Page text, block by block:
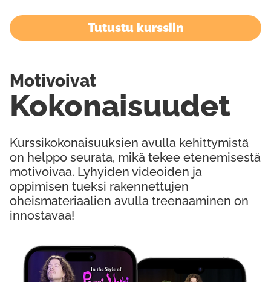
Tutustu kurssiin
Kurssikokonaisuuksien avulla kehittymistä
on helppo seurata, mikä tekee etenemisestä
motivoivaa. Lyhyiden videoiden ja
oppimisen tueksi rakennettujen
oheismateriaalien avulla treenaaminen on
innostavaa!
Kokonaisuudet
Motivoivat